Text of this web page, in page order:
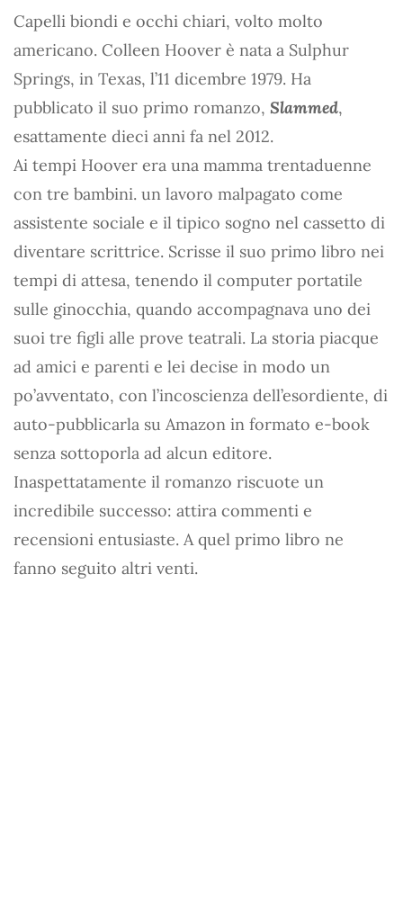
Capelli biondi e occhi chiari, volto molto
americano. Colleen Hoover è nata a Sulphur
Springs, in Texas, l’11 dicembre 1979. Ha
pubblicato il suo primo romanzo, Slammed,
esattamente dieci anni fa nel 2012.
Ai tempi Hoover era una mamma trentaduenne
con tre bambini. un lavoro malpagato come
assistente sociale e il tipico sogno nel cassetto di
diventare scrittrice. Scrisse il suo primo libro nei
tempi di attesa, tenendo il computer portatile
sulle ginocchia, quando accompagnava uno dei
suoi tre figli alle prove teatrali. La storia piacque
ad amici e parenti e lei decise in modo un
po’avventato, con l’incoscienza dell’esordiente, di
auto-pubblicarla su Amazon in formato e-book
senza sottoporla ad alcun editore.
Inaspettatamente il romanzo riscuote un
incredibile successo: attira commenti e
recensioni entusiaste. A quel primo libro ne
fanno seguito altri venti.